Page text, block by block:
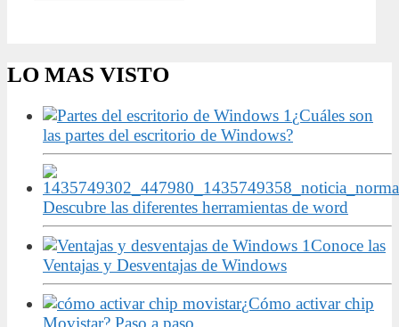
LO MAS VISTO
¿Cuáles son
las partes del escritorio de Windows?
Descubre las diferentes herramientas de word
Conoce las
Ventajas y Desventajas de Windows
¿Cómo activar chip
Movistar? Paso a paso.